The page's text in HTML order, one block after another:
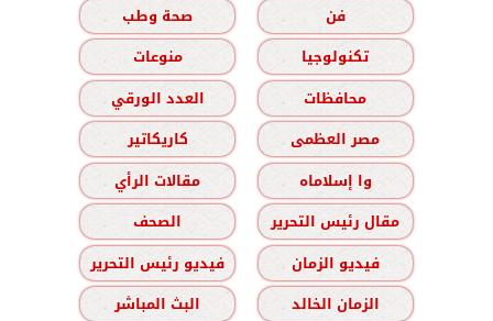
فن
صحة وطب
تكنولوجيا
منوعات
محافظات
العدد الورقي
مصر العظمى
كاريكاتير
وا إسلاماه
مقالات الرأي
مقال رئيس التحرير
الصحف
فيديو الزمان
فيديو رئيس التحرير
الزمان الخالد
البث المباشر